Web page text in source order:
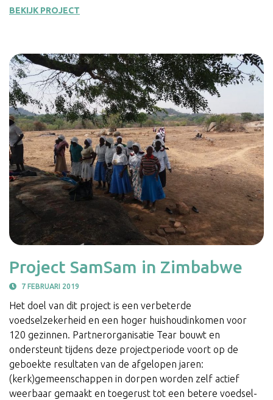
BEKIJK PROJECT
Project SamSam in Zimbabwe
7 FEBRUARI 2019
Het doel van dit project is een verbeterde
voedselzekerheid en een hoger huishoudinkomen voor
120 gezinnen. Partnerorganisatie Tear bouwt en
ondersteunt tijdens deze projectperiode voort op de
geboekte resultaten van de afgelopen jaren:
(kerk)gemeenschappen in dorpen worden zelf actief
weerbaar gemaakt en toegerust tot een betere voedsel-